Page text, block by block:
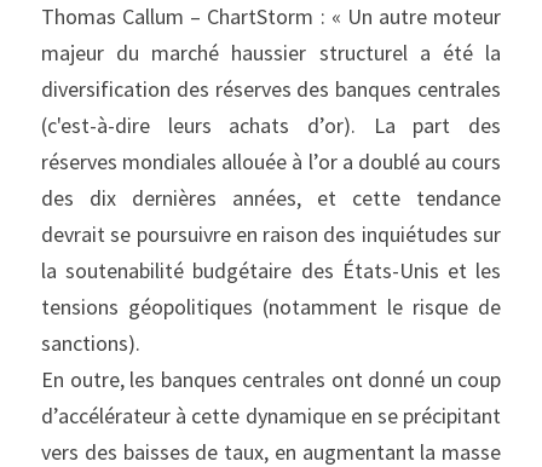
Thomas Callum – ChartStorm : « Un autre moteur
majeur du marché haussier structurel a été la
diversification des réserves des banques centrales
(c'est-à-dire leurs achats d’or). La part des
réserves mondiales allouée à l’or a doublé au cours
des dix dernières années, et cette tendance
devrait se poursuivre en raison des inquiétudes sur
la soutenabilité budgétaire des États-Unis et les
tensions géopolitiques (notamment le risque de
sanctions).
En outre, les banques centrales ont donné un coup
d’accélérateur à cette dynamique en se précipitant
vers des baisses de taux, en augmentant la masse